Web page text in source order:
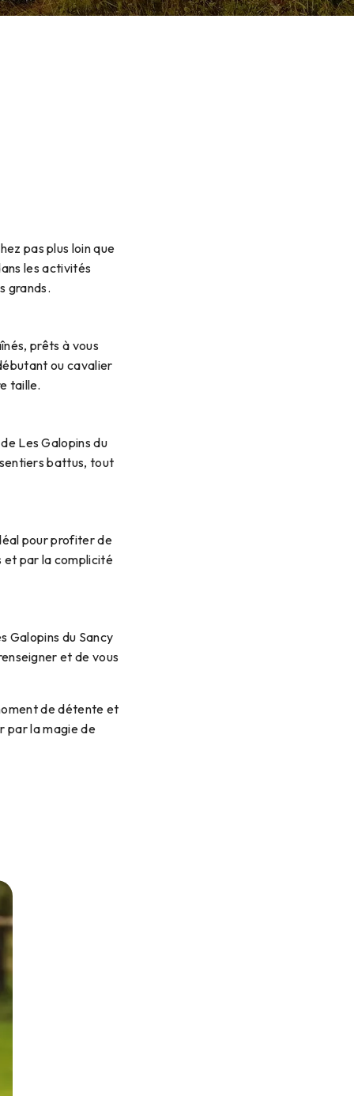
pas plus loin que
les activités
grands.
prêts à vous
ou cavalier
taille.
Les Galopins du
battus, tout
pour profiter de
et par la complicité
Galopins du Sancy
et de vous
de détente et
par la magie de